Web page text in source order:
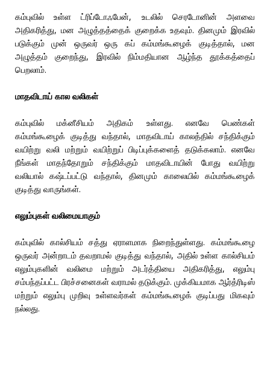
கம்புவில் உள்ள ட்ரிப்டோஃபேன், உடலில் செரடோனின் அளவை
அதிகரித்து, மன அழுத்தத்தைக் குறைக்க உதவும். தினமும் இரவில்
படுக்கும் முன் ஒருவர் ஒரு கப் கம்மங்கூழைக் குடித்தால், மன
அழுத்தம் குறைந்து, இரவில் நிம்மதியான ஆழ்ந்த தூக்கத்தைப்
பெறலாம்.
மாதவிடாய் கால வலிகள்
கம்புவில் மக்னீசியம் அதிகம் உள்ளது. எனவே பெண்கள்
கம்மங்கூழைக் குடித்து வந்தால், மாதவிடாய் காலத்தில் சந்திக்கும்
வயிற்று வலி மற்றும் வயிற்றுப் பிடிப்புக்களைத் தடுக்கலாம். எனவே
நீங்கள் மாதந்தோறும் சந்திக்கும் மாதவிடாயின் போது வயிற்று
வலியால் கஷ்டப்பட்டு வந்தால், தினமும் காலையில் கம்மங்கூழைக்
குடித்து வாருங்கள்.
எலும்புகள் வலிமையாகும்
கம்புவில் கால்சியம் சத்து ஏராளமாக நிறைந்துள்ளது. கம்மங்கூழை
ஒருவர் அன்றாடம் தவறாமல் குடித்து வந்தால், அதில் உள்ள கால்சியம்
எலும்புகளின் வலிமை மற்றும் அடர்த்தியை அதிகரித்து, எலும்பு
சம்பந்தப்பட்ட பிரச்சனைகள் வராமல் தடுக்கும். முக்கியமாக ஆர்த்ரிடிஸ்
மற்றும் எலும்பு முறிவு உள்ளவர்கள் கம்மங்கூழைக் குடிப்பது மிகவும்
நல்லது.